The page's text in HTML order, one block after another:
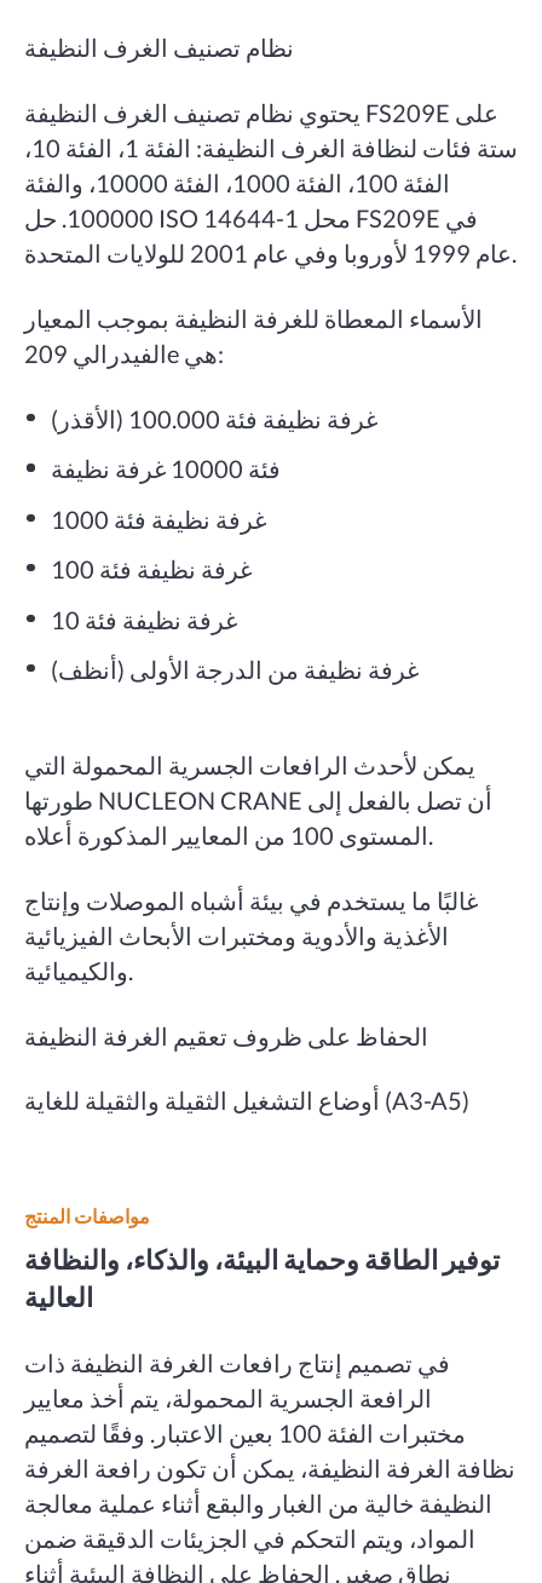
نظام تصنيف الغرف النظيفة
يحتوي نظام تصنيف الغرف النظيفة FS209E على
ستة فئات لنظافة الغرف النظيفة: الفئة 1، الفئة 10،
الفئة 100، الفئة 1000، الفئة 10000، والفئة
100000. حل ISO 14644-1 محل FS209E في
عام 1999 لأوروبا وفي عام 2001 للولايات المتحدة.
الأسماء المعطاة للغرفة النظيفة بموجب المعيار
الفيدرالي 209e هي:
غرفة نظيفة فئة 100.000 (الأقذر)
فئة 10000 غرفة نظيفة
غرفة نظيفة فئة 1000
غرفة نظيفة فئة 100
غرفة نظيفة فئة 10
غرفة نظيفة من الدرجة الأولى (أنظف)
يمكن لأحدث الرافعات الجسرية المحمولة التي
طورتها NUCLEON CRANE أن تصل بالفعل إلى
المستوى 100 من المعايير المذكورة أعلاه.
غالبًا ما يستخدم في بيئة أشباه الموصلات وإنتاج
الأغذية والأدوية ومختبرات الأبحاث الفيزيائية
والكيميائية.
الحفاظ على ظروف تعقيم الغرفة النظيفة
أوضاع التشغيل الثقيلة والثقيلة للغاية (A3-A5)
مواصفات المنتج
توفير الطاقة وحماية البيئة، والذكاء، والنظافة
العالية
في تصميم إنتاج رافعات الغرفة النظيفة ذات
الرافعة الجسرية المحمولة، يتم أخذ معايير
مختبرات الفئة 100 بعين الاعتبار. وفقًا لتصميم
نظافة الغرفة النظيفة، يمكن أن تكون رافعة الغرفة
النظيفة خالية من الغبار والبقع أثناء عملية معالجة
المواد، ويتم التحكم في الجزيئات الدقيقة ضمن
نطاق صغير. الحفاظ على النظافة البيئية أثناء